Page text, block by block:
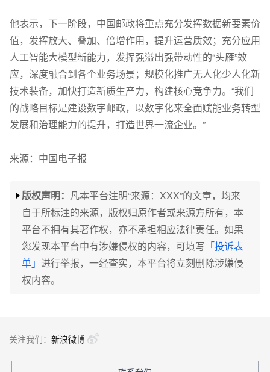
他表示，下一阶段，中国邮政将重点充分发挥数据新要素价
值，发挥放大、叠加、倍增作用，提升运营质效；充分应用
人工智能大模型新能力，发挥强溢出强带动性的“头雁”效
应，深度融合到各个业务场景；规模化推广无人化少人化新
技术装备，加快打造新质生产力，构建核心竞争力。“我们
的战略目标是建设数字邮政，以数字化来全面赋能业务转型
发展和治理能力的提升，打造世界一流企业。”
来源：中国电子报
版权声明： 凡本平台注明“来源：XXX”的文章，均来
自于所标注的来源，版权归原作者或来源方所有，本
平台不拥有其著作权，亦不承担相应法律责任。如果
您发现本平台中有涉嫌侵权的内容，可填写 「投诉表
单」 进行举报，一经查实，本平台将立刻删除涉嫌侵
权内容。